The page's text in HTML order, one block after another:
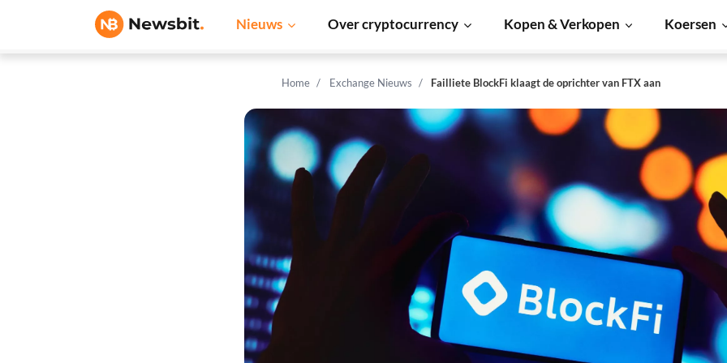
Nieuws Over cryptocurrency Kopen & Verkopen Koersen
Home Exchange Nieuws Failliete BlockFi klaagt de oprichter van FTX aan